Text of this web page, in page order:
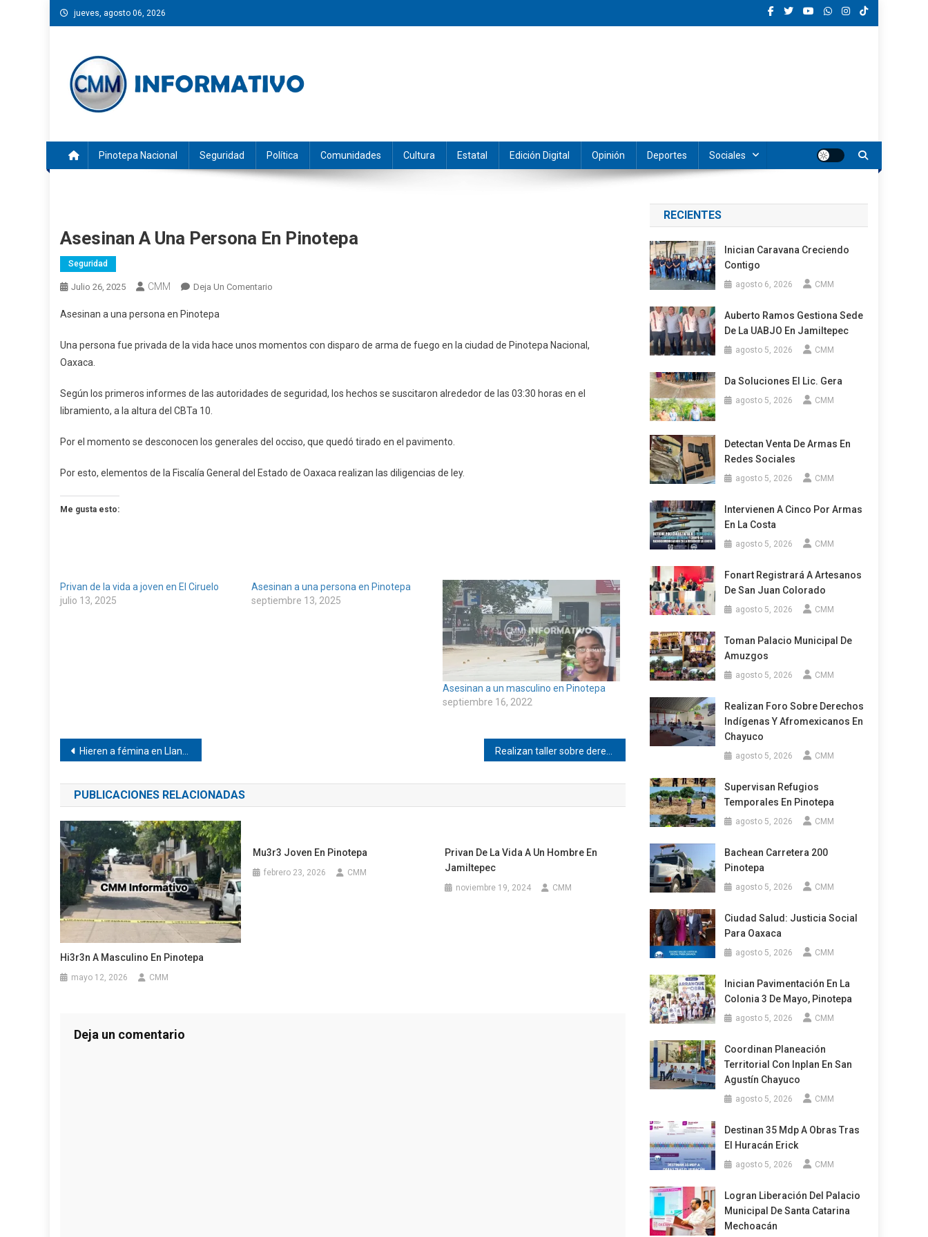
Saltar
al
jueves, agosto 06, 2026
Pinotepa Nacional Seguridad Política Comunidades Cultura Estatal Edición Digital Opinión Deportes Sociales
Asesinan A Una Persona En Pinotepa
Seguridad
Julio 26, 2025 CMM Deja Un Comentario
Persona
Asesinan a una persona en Pinotepa
Una persona fue privada de la vida hace unos momentos con disparo de arma de fuego en la ciudad de Pinotepa Nacional,
Oaxaca.
Según los primeros informes de las autoridades de seguridad, los hechos se suscitaron alrededor de las 03:30 horas en el
libramiento, a la altura del CBTa 10.
Por el momento se desconocen los generales del occiso, que quedó tirado en el pavimento.
Por esto, elementos de la Fiscalía General del Estado de Oaxaca realizan las diligencias de ley.
Me gusta esto:
Privan de la vida a joven en El Ciruelo
julio 13, 2025
Asesinan a una persona en Pinotepa
septiembre 13, 2025
Asesinan a un masculino en Pinotepa
septiembre 16, 2022
Navegación
de
entradas
Hieren a fémina en Llano Grande
PUBLICACIONES RELACIONADAS
Hi3r3n A Masculino En Pinotepa
mayo 12, 2026 CMM
Mu3r3 Joven En Pinotepa
febrero 23, 2026 CMM
Privan De La Vida A Un Hombre En
Jamiltepec
noviembre 19, 2024 CMM
Deja un comentario
RECIENTES
Inician Caravana Creciendo
Contigo
agosto 6, 2026 CMM
Auberto Ramos Gestiona Sede
De La UABJO En Jamiltepec
agosto 5, 2026 CMM
Da Soluciones El Lic. Gera
agosto 5, 2026 CMM
Detectan Venta De Armas En
Redes Sociales
agosto 5, 2026 CMM
Intervienen A Cinco Por Armas
En La Costa
agosto 5, 2026 CMM
Fonart Registrará A Artesanos
De San Juan Colorado
agosto 5, 2026 CMM
Toman Palacio Municipal De
Amuzgos
agosto 5, 2026 CMM
Realizan Foro Sobre Derechos
Indígenas Y Afromexicanos En
Chayuco
agosto 5, 2026 CMM
Supervisan Refugios
Temporales En Pinotepa
agosto 5, 2026 CMM
Bachean Carretera 200
Pinotepa
agosto 5, 2026 CMM
Ciudad Salud: Justicia Social
Para Oaxaca
agosto 5, 2026 CMM
Inician Pavimentación En La
Colonia 3 De Mayo, Pinotepa
agosto 5, 2026 CMM
Coordinan Planeación
Territorial Con Inplan En San
Agustín Chayuco
agosto 5, 2026 CMM
Destinan 35 Mdp A Obras Tras
El Huracán Erick
agosto 5, 2026 CMM
Logran Liberación Del Palacio
Municipal De Santa Catarina
Mechoacán